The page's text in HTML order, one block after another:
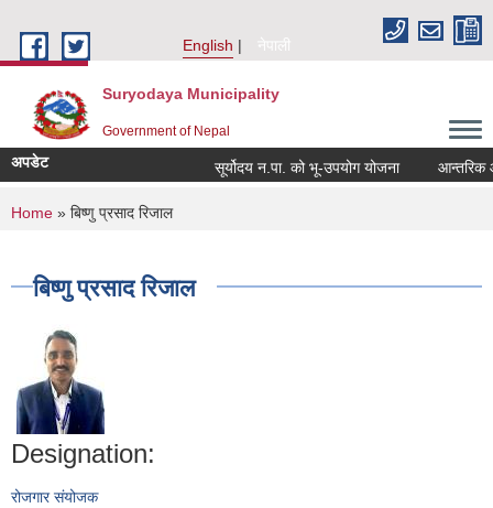
English
नेपाली
Suryodaya Municipality
Government of Nepal
अपडेट सूर्योदय न.पा. को भू-उपयोग योजना आन्तरिक आय
You are here
Home » बिष्णु प्रसाद रिजाल
बिष्णु प्रसाद रिजाल
Designation:
रोजगार संयोजक